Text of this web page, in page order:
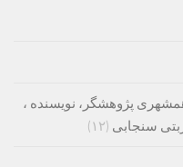
پژوهشگر، نویسنده ،
سنجابی (۱۲)